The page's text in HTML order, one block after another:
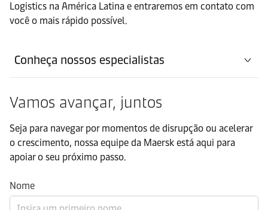
Logistics na América Latina e entraremos em contato com
você o mais rápido possível.
Conheça nossos especialistas
Vamos avançar, juntos​
Seja para navegar por momentos de disrupção ou acelerar
o crescimento, nossa equipe da Maersk está aqui para
apoiar o seu próximo passo.​
Nome